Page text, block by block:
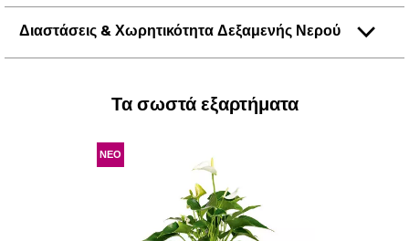
Διαστάσεις & Χωρητικότητα Δεξαμενής Νερού
Τα σωστά εξαρτήματα
ΝΕΟ